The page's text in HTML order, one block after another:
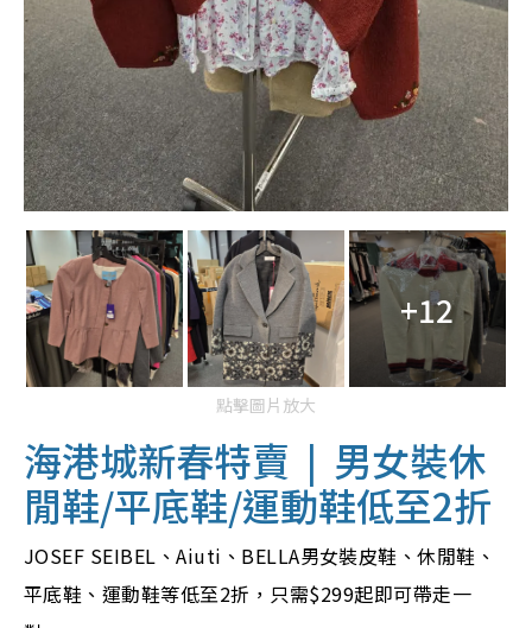
+12
點擊圖片放大
海港城新春特賣 | 男女裝休
閒鞋/平底鞋/運動鞋低至2折
JOSEF SEIBEL、Aiuti、BELLA男女裝皮鞋、休閒鞋、
平底鞋、運動鞋等低至2折，只需$299起即可帶走一